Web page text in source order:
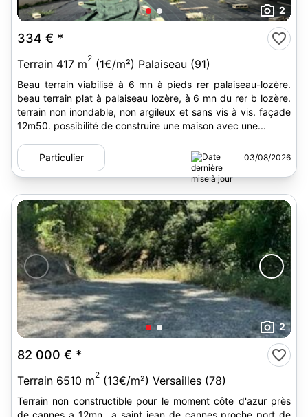
2
334 € *
Terrain 417 m2 (1€/m²) Palaiseau (91)
Beau terrain viabilisé à 6 mn à pieds rer palaiseau-lozère.
beau terrain plat à palaiseau lozère, à 6 mn du rer b lozère.
terrain non inondable, non argileux et sans vis à vis. façade
12m50. possibilité de construire une maison avec une...
Particulier 03/08/2026
2
82 000 € *
Terrain 6510 m2 (13€/m²) Versailles (78)
Terrain non constructible pour le moment côte d'azur près
de cannes a 12mn.. a saint jean de cannes proche port de